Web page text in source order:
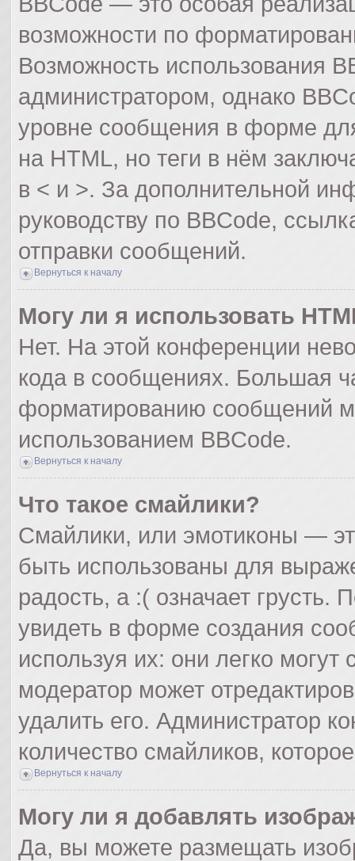
возможности по
Возможность использования
администратором, однако
уровне сообщения в форме
на HTML, но теги в нём
в < и >. За дополнительной
руководству по BBCode,
отправки сообщений.
Вернуться к началу
Могу ли я использовать
Нет. На этой конференции
кода в сообщениях. Большая
форматированию сообщений
использованием BBCode.
Вернуться к началу
Что такое смайлики?
Смайлики, или эмотиконы —
быть использованы для
радость, а :( означает
увидеть в форме создания
используя их: они легко
модератор может
удалить его. Администратор
количество смайликов,
Вернуться к началу
Могу ли я добавлять
Да, вы можете размещать